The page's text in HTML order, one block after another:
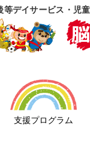
等デイサービス・
支援プログラム